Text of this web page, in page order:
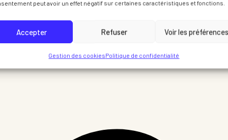
peut avoir un effet négatif sur certaines caractéristiques et fonctions.
Accepter Refuser Voir les préférences
Gestion des cookiesPolitique de confidentialité